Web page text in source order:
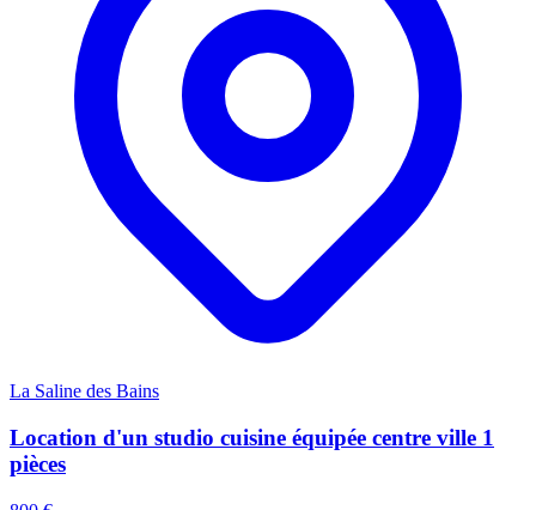
La Saline des Bains
Location d'un studio cuisine équipée centre ville 1
pièces